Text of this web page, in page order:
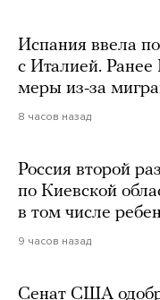
Испания ввела
с Италией.
меры из-за
8 часов назад
Россия второй
по Киевской
в том числе
9 часов назад
Сенат США